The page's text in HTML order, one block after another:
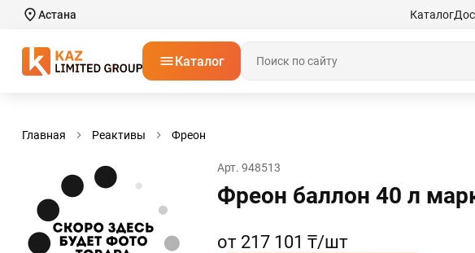
Астана Каталог
Каталог
Главная Реактивы Фреон
Арт. 948513
Фреон баллон 40 л
от 217 101 ₸/шт